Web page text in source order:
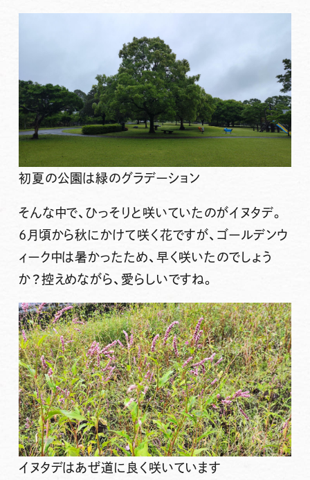
初夏の公園は緑のグラデーション
そんな中で、ひっそりと咲いていたのがイヌタデ。
6月頃から秋にかけて咲く花ですが、ゴールデンウ
ィーク中は暑かったため、早く咲いたのでしょう
か？控えめながら、愛らしいですね。
イヌタデはあぜ道に良く咲いています